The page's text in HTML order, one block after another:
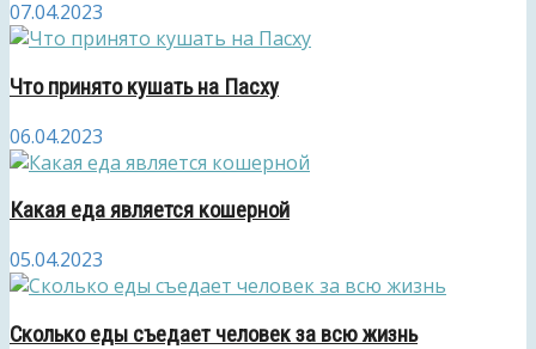
07.04.2023
Что принято кушать на Пасху
06.04.2023
Какая еда является кошерной
05.04.2023
Сколько еды съедает человек за всю жизнь